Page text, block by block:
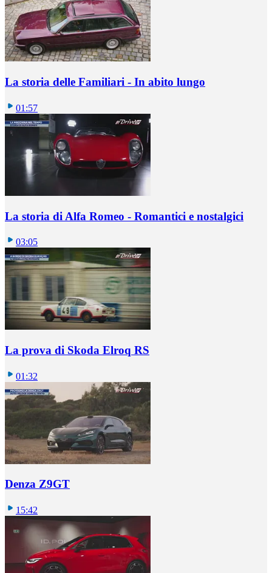
La storia delle Familiari - In abito lungo
01:57
La storia di Alfa Romeo - Romantici e nostalgici
03:05
La prova di Skoda Elroq RS
01:32
Denza Z9GT
15:42